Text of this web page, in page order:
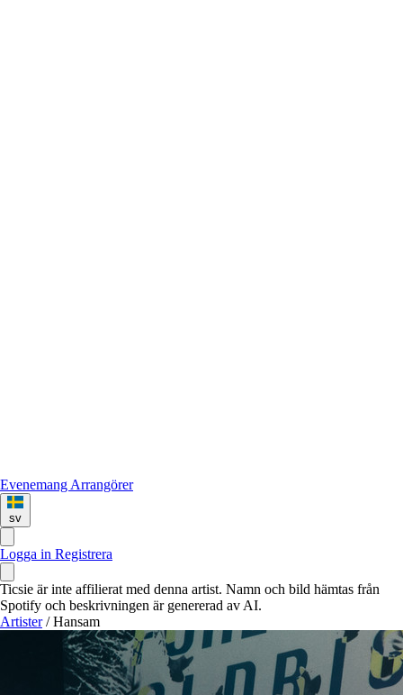
Evenemang Arrangörer
sv
Logga in Registrera
Ticsie är inte affilierat med denna artist. Namn och bild hämtas från
Spotify och beskrivningen är genererad av AI.
Artister / Hansam